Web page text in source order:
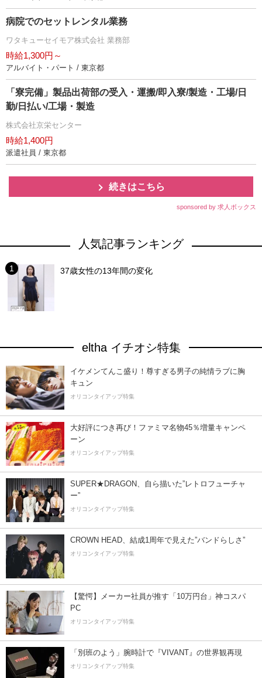
病院でのセットレンタル業務
ワタキューセイモア株式会社 業務部
時給1,300円～
アルバイト・パート / 東京都
「寮完備」製品出荷部の受入・運搬/即入寮/製造・工場/日
勤/日払い/工場・製造
株式会社京栄センター
時給1,400円
派遣社員 / 東京都
続きはこちら
sponsored by 求人ボックス
人気記事ランキング
37歳女性の13年間の変化
eltha イチオシ特集
イケメンてんこ盛り！尊すぎる男子の純情ラブに胸
キュン
オリコンタイアップ特集
大好評につき再び！ファミマ名物45％増量キャンペ
ーン
オリコンタイアップ特集
SUPER★DRAGON、自ら描いた”レトロフューチャ
ー”
オリコンタイアップ特集
CROWN HEAD、結成1周年で見えた”バンドらしさ”
オリコンタイアップ特集
【驚愕】メーカー社員が推す「10万円台」神コスパ
PC
オリコンタイアップ特集
「別班のよう」腕時計で『VIVANT』の世界観再現
オリコンタイアップ特集